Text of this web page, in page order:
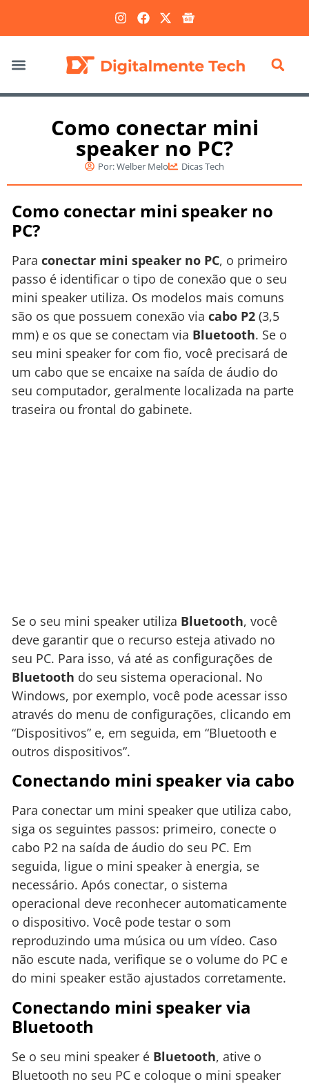
Como conectar mini
speaker no PC?
Por:Welber Melo Dicas Tech
Como conectar mini speaker no
PC?
Para conectar mini speaker no PC, o primeiro
passo é identificar o tipo de conexão que o seu
mini speaker utiliza. Os modelos mais comuns
são os que possuem conexão via cabo P2 (3,5
mm) e os que se conectam via Bluetooth. Se o
seu mini speaker for com fio, você precisará de
um cabo que se encaixe na saída de áudio do
seu computador, geralmente localizada na parte
traseira ou frontal do gabinete.
Se o seu mini speaker utiliza Bluetooth, você
deve garantir que o recurso esteja ativado no
seu PC. Para isso, vá até as configurações de
Bluetooth do seu sistema operacional. No
Windows, por exemplo, você pode acessar isso
através do menu de configurações, clicando em
“Dispositivos” e, em seguida, em “Bluetooth e
outros dispositivos”.
Conectando mini speaker via cabo
Para conectar um mini speaker que utiliza cabo,
siga os seguintes passos: primeiro, conecte o
cabo P2 na saída de áudio do seu PC. Em
seguida, ligue o mini speaker à energia, se
necessário. Após conectar, o sistema
operacional deve reconhecer automaticamente
o dispositivo. Você pode testar o som
reproduzindo uma música ou um vídeo. Caso
não escute nada, verifique se o volume do PC e
do mini speaker estão ajustados corretamente.
Conectando mini speaker via
Bluetooth
Se o seu mini speaker é Bluetooth, ative o
Bluetooth no seu PC e coloque o mini speaker